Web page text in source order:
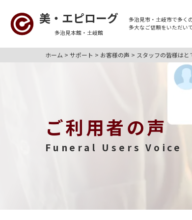
美・エピローグ
多治見本館・土岐館
多治見市・土岐市で多く
多大なご信頼をいただい
ホーム > サポート > お客様の声 > スタッフの皆様は
ご利用者の声
Funeral Users Voice